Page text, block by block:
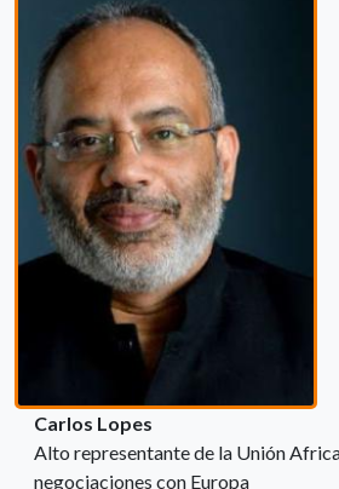
Carlos Lopes
Alto representante de la Unión
negociaciones con Europa